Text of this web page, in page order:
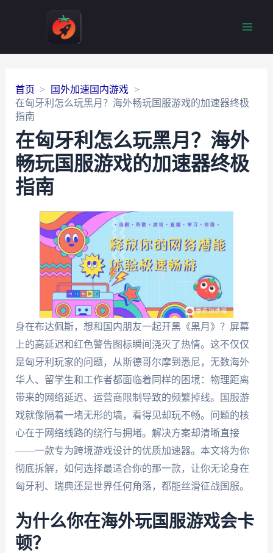
首页
国外加速国内游戏
在匈牙利怎么玩黑月？海外畅玩国服游戏的加速器终极
指南
在匈牙利怎么玩黑月？海外
畅玩国服游戏的加速器终极
指南
身在布达佩斯，想和国内朋友一起开黑《黑月》？屏幕
上的高延迟和红色警告图标瞬间浇灭了热情。这不仅仅
是匈牙利玩家的问题，从斯德哥尔摩到悉尼，无数海外
华人、留学生和工作者都面临着同样的困境：物理距离
带来的网络延迟、运营商限制导致的频繁掉线。国服游
戏就像隔着一堵无形的墙，看得见却玩不畅。问题的核
心在于网络线路的绕行与拥堵。解决方案却清晰直接
——一款专为跨境游戏设计的优质加速器。本文将为你
彻底拆解，如何选择最适合你的那一款，让你无论身在
匈牙利、瑞典还是世界任何角落，都能丝滑征战国服。
为什么你在海外玩国服游戏会卡
顿？